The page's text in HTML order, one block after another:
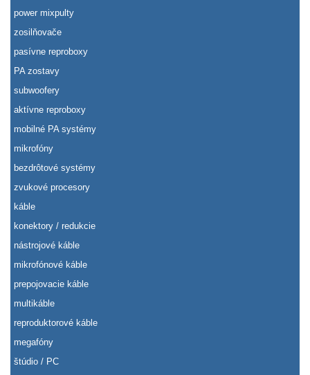
power mixpulty
zosilňovače
pasívne reproboxy
PA zostavy
subwoofery
aktívne reproboxy
mobilné PA systémy
mikrofóny
bezdrôtové systémy
zvukové procesory
káble
konektory / redukcie
nástrojové káble
mikrofónové káble
prepojovacie káble
multikáble
reproduktorové káble
megafóny
štúdio / PC